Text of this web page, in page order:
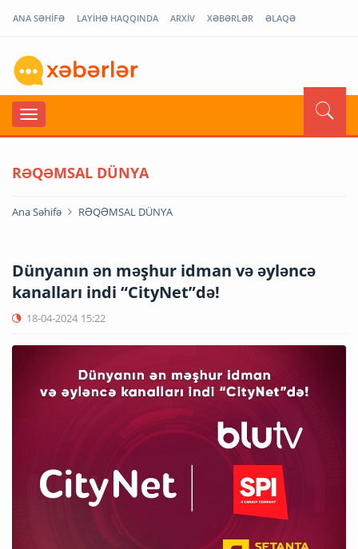
ANA SƏHİFƏ LAYİHƏ HAQQINDA ARXİV XƏBƏRLƏR ƏLAQƏ
RƏQƏMSAL DÜNYA
Ana Səhifə RƏQƏMSAL DÜNYA
Dünyanın ən məşhur idman və əyləncə
kanalları indi “CityNet”də!
18-04-2024 15:22